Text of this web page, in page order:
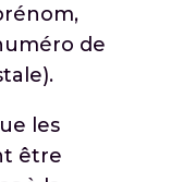
de
les
être